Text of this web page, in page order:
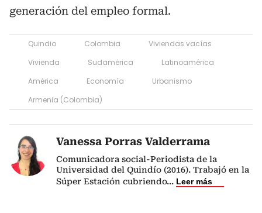
generación del empleo formal.
Quindio Colombia
Viviendas vacías
Vivienda
Sudamérica
Latinoamérica
América
Economía
Urbanismo
Armenia (Colombia)
Vanessa Porras Valderrama
Comunicadora social-Periodista de la
Universidad del Quindío (2016). Trabajó en la
Súper Estación cubriendo... Leer más